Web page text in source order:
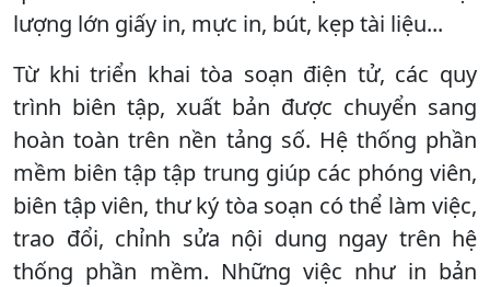
lượng lớn giấy in, mực in, bút, kẹp tài liệu...
Từ khi triển khai tòa soạn điện tử, các quy
trình biên tập, xuất bản được chuyển sang
hoàn toàn trên nền tảng số. Hệ thống phần
mềm biên tập tập trung giúp các phóng viên,
biên tập viên, thư ký tòa soạn có thể làm việc,
trao đổi, chỉnh sửa nội dung ngay trên hệ
thống phần mềm. Những việc như in bản